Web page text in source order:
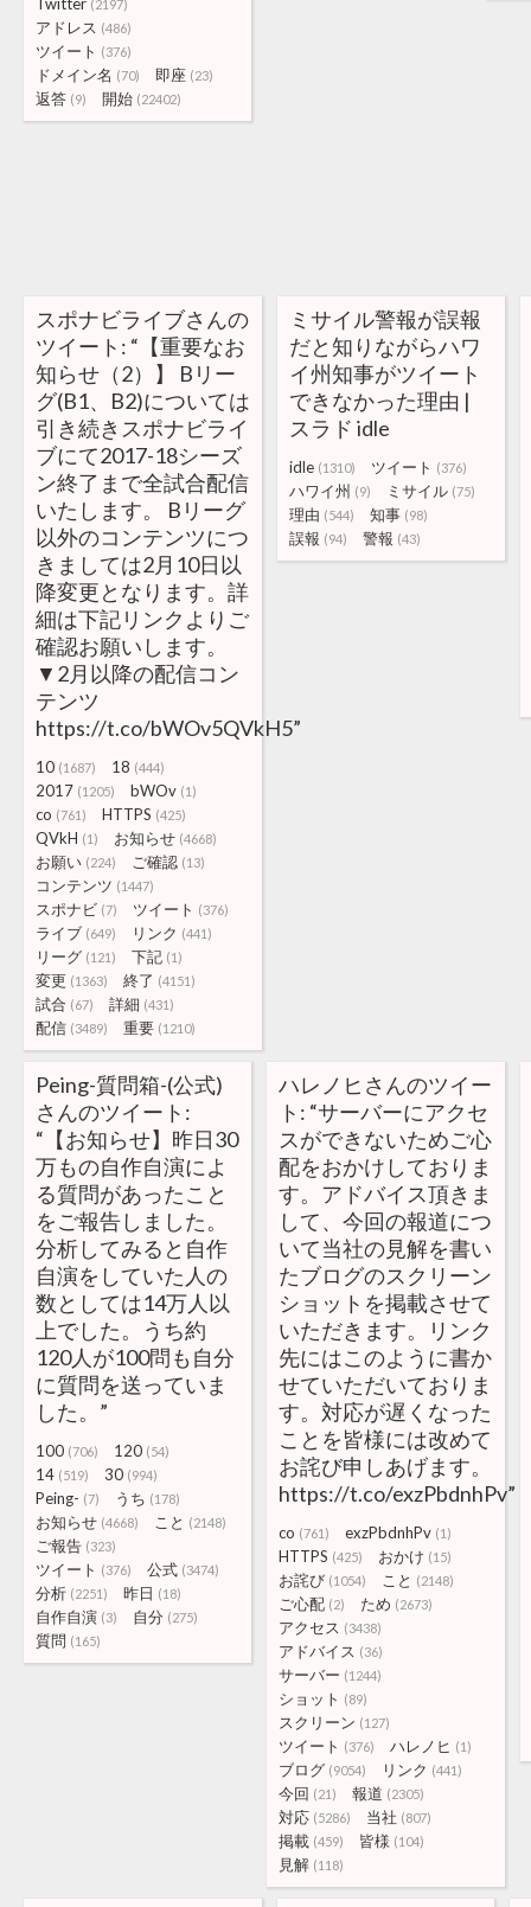
(2197)
アドレス (486)
ツイート (376)
ドメイン名 (70) 即座 (23)
返答 (9) 開始 (22402)
スポナビライブさんの
ツイート: “【重要なお
知らせ（2）】 Bリー
グ(B1、B2)については
引き続きスポナビライ
ブにて2017-18シーズ
ン終了まで全試合配信
いたします。 Bリーグ
以外のコンテンツにつ
きましては2月10日以
降変更となります。詳
細は下記リンクよりご
確認お願いします。
▼2月以降の配信コン
テンツ
https://t.co/bWOv5QVkH5”
10 (1687) 18 (444)
2017 (1205) bWOv (1)
co (761) HTTPS (425)
QVkH (1) お知らせ (4668)
お願い (224) ご確認 (13)
コンテンツ (1447)
スポナビ (7) ツイート (376)
ライブ (649) リンク (441)
リーグ (121) 下記 (1)
変更 (1363) 終了 (4151)
試合 (67) 詳細 (431)
配信 (3489) 重要 (1210)
ミサイル警報が誤報
だと知りながらハワ
イ州知事がツイート
できなかった理由 |
スラド idle
idle (1310) ツイート (376)
ハワイ州 (9) ミサイル (75)
理由 (544) 知事 (98)
誤報 (94) 警報 (43)
Peing-質問箱-(公式)
さんのツイート:
“【お知らせ】昨日30
万もの自作自演によ
る質問があったこと
をご報告しました。
分析してみると自作
自演をしていた人の
数としては14万人以
上でした。うち約
120人が100問も自分
に質問を送っていま
した。”
100 (706) 120 (54)
14 (519) 30 (994)
Peing- (7) うち (178)
お知らせ (4668) こと (2148)
ご報告 (323)
ツイート (376) 公式 (3474)
分析 (2251) 昨日 (18)
自作自演 (3) 自分 (275)
質問 (165)
ハレノヒさんのツイー
ト: “サーバーにアクセ
スができないためご心
配をおかけしておりま
す。アドバイス頂きま
して、今回の報道につ
いて当社の見解を書い
たブログのスクリーン
ショットを掲載させて
いただきます。リンク
先にはこのように書か
せていただいておりま
す。対応が遅くなった
ことを皆様には改めて
お詫び申しあげます。
https://t.co/exzPbdnhPv”
co (761) exzPbdnhPv (1)
HTTPS (425) おかけ (15)
お詫び (1054) こと (2148)
ご心配 (2) ため (2673)
アクセス (3438)
アドバイス (36)
サーバー (1244)
ショット (89)
スクリーン (127)
ツイート (376) ハレノヒ (1)
ブログ (9054) リンク (441)
今回 (21) 報道 (2305)
対応 (5286) 当社 (807)
掲載 (459) 皆様 (104)
見解 (118)